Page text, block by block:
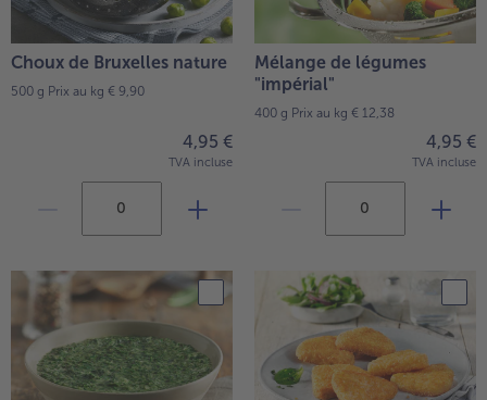
Choux de Bruxelles nature
500 g Prix au kg € 9,90
4,95 €
TVA incluse
Mélange de légumes
"impérial"
400 g Prix au kg € 12,38
4,95 €
TVA incluse